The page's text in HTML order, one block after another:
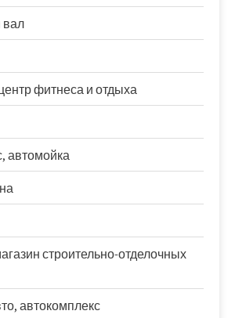
вал
фитнеса и отдыха
автомойка
строительно-отделочных
автокомплекс